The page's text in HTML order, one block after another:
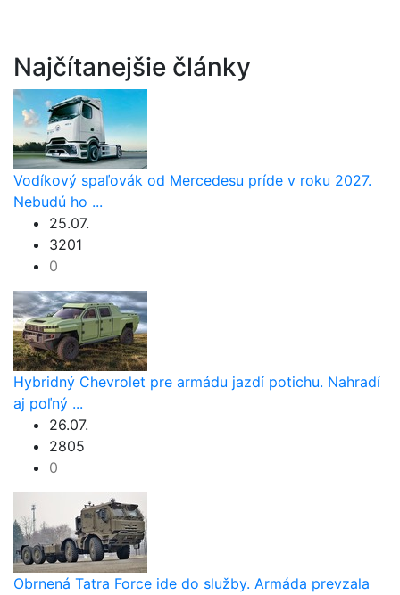
Najčítanejšie články
Vodíkový spaľovák od Mercedesu príde v roku 2027.
Nebudú ho ...
25.07.
3201
0
Hybridný Chevrolet pre armádu jazdí potichu. Nahradí
aj poľný ...
26.07.
2805
0
Obrnená Tatra Force ide do služby. Armáda prevzala